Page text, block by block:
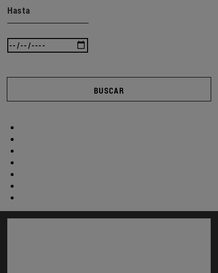
Hasta
BUSCAR